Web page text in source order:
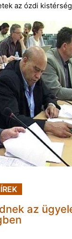
az ózdi
az